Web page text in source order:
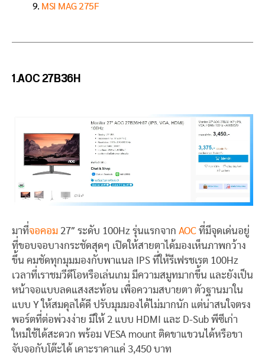
MSI MAG 275F
1.AOC 27B36H
มาที่จอคอม 27″ ระดับ 100Hz รุ่นแรกจาก AOC ที่มีจุดเด่นอยู่
ที่ขอบจอบางกระชัดสุดๆ เปิดให้สายตาได้มองเห็นภาพกว้าง
ขึ้น คมชัดทุกมุมมองกับพาแนล IPS ที่ให้รีเฟรชเรต 100Hz
เวลาที่เราชมวีดีโอหรือเล่นเกม มีความสมูทมากขึ้น และยังเป็น
หน้าจอแบบลดแสงสะท้อน เพื่อความสบายตา ตัวฐานมาใน
แบบ Y ให้สมดุลได้ดี ปรับมุมมองได้ไม่มากนัก แต่น่าสนใจตรง
พอร์ตที่ต่อพ่วงง่าย มีให้ 2 แบบ HDMI และ D-Sub พีซีเก่า
ใหม่ใช้ได้สะดวก พร้อม VESA mount ติดขาแขวนได้หรือขา
จับจอกับโต๊ะได้ เคาะราคาแค่ 3,450 บาท